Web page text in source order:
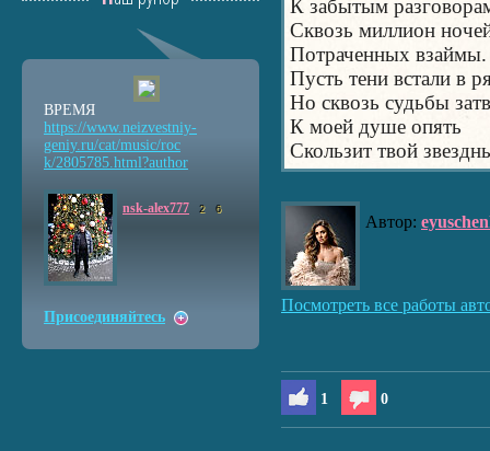
К забытым
Сквозь миллион
Потраченных взаймы.
Пусть тени встали в
Но сквозь судьбы
К моей душе опять
Скользит твой
Автор:
Посмотреть все работы
1 0
ВРЕМЯ
https://www.neizvestniy-
geniy.ru/cat/music/roc
k/2805785.html?author
nsk-alex777 2 6
Присоединяйтесь